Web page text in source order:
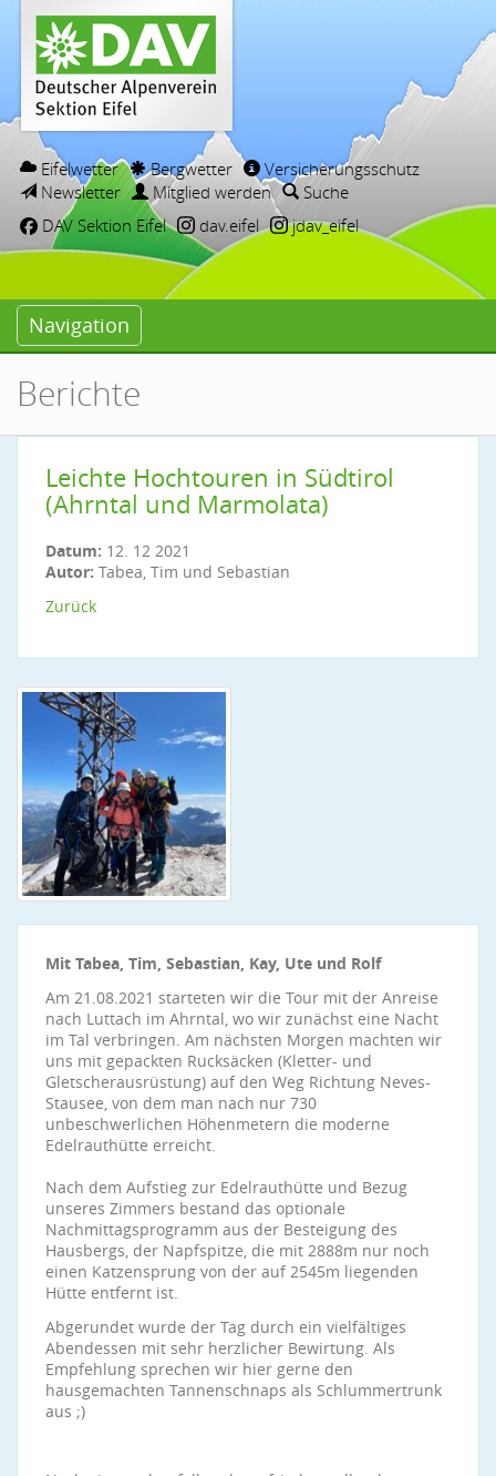
Eifelwetter Bergwetter
Versicherungsschutz
Newsletter
Mitglied werden
Suche
DAV Sektion Eifel
dav.eifel jdav_eifel
Navigation
Berichte
Leichte Hochtouren in Südtirol
(Ahrntal und Marmolata)
Datum: 12. 12 2021
Autor: Tabea, Tim und Sebastian
Zurück
Mit Tabea, Tim, Sebastian, Kay, Ute und Rolf
Am 21.08.2021 starteten wir die Tour mit der Anreise
nach Luttach im Ahrntal, wo wir zunächst eine Nacht
im Tal verbringen. Am nächsten Morgen machten wir
uns mit gepackten Rucksäcken (Kletter- und
Gletscherausrüstung) auf den Weg Richtung Neves-
Stausee, von dem man nach nur 730
unbeschwerlichen Höhenmetern die moderne
Edelrauthütte erreicht.
Nach dem Aufstieg zur Edelrauthütte und Bezug
unseres Zimmers bestand das optionale
Nachmittagsprogramm aus der Besteigung des
Hausbergs, der Napfspitze, die mit 2888m nur noch
einen Katzensprung von der auf 2545m liegenden
Hütte entfernt ist.
Abgerundet wurde der Tag durch ein vielfältiges
Abendessen mit sehr herzlicher Bewirtung. Als
Empfehlung sprechen wir hier gerne den
hausgemachten Tannenschnaps als Schlummertrunk
aus ;)